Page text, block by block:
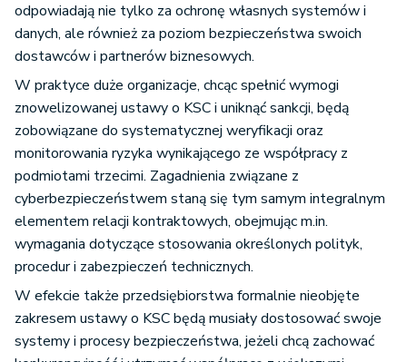
odpowiadają nie tylko za ochronę własnych systemów i
danych, ale również za poziom bezpieczeństwa swoich
dostawców i partnerów biznesowych.
W praktyce duże organizacje, chcąc spełnić wymogi
znowelizowanej ustawy o KSC i uniknąć sankcji, będą
zobowiązane do systematycznej weryfikacji oraz
monitorowania ryzyka wynikającego ze współpracy z
podmiotami trzecimi. Zagadnienia związane z
cyberbezpieczeństwem staną się tym samym integralnym
elementem relacji kontraktowych, obejmując m.in.
wymagania dotyczące stosowania określonych polityk,
procedur i zabezpieczeń technicznych.
W efekcie także przedsiębiorstwa formalnie nieobjęte
zakresem ustawy o KSC będą musiały dostosować swoje
systemy i procesy bezpieczeństwa, jeżeli chcą zachować